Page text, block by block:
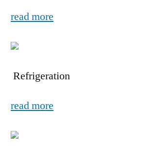
read more
Refrigeration
read more